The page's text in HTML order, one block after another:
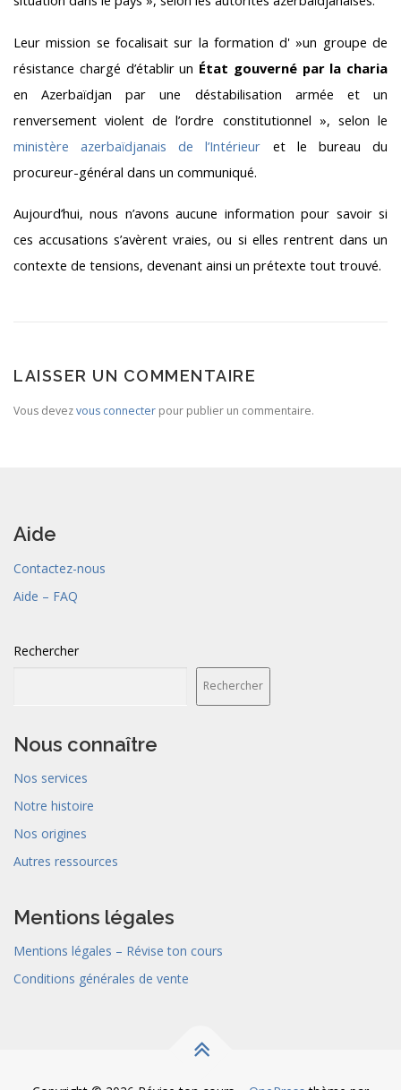
Leur mission se focalisait sur la formation d' »un groupe de
résistance chargé d’établir un État gouverné par la charia
en Azerbaïdjan par une déstabilisation armée et un
renversement violent de l’ordre constitutionnel », selon le
ministère azerbaïdjanais de l’Intérieur et le bureau du
procureur-général dans un communiqué.
Aujourd’hui, nous n’avons aucune information pour savoir si
ces accusations s’avèrent vraies, ou si elles rentrent dans un
contexte de tensions, devenant ainsi un prétexte tout trouvé.
LAISSER UN COMMENTAIRE
Vous devezvous connecter pour publier un commentaire.
Aide
Contactez-nous
Aide – FAQ
Rechercher
Rechercher
Nous connaître
Nos services
Notre histoire
Nos origines
Autres ressources
Mentions légales
Mentions légales – Révise ton cours
Conditions générales de vente